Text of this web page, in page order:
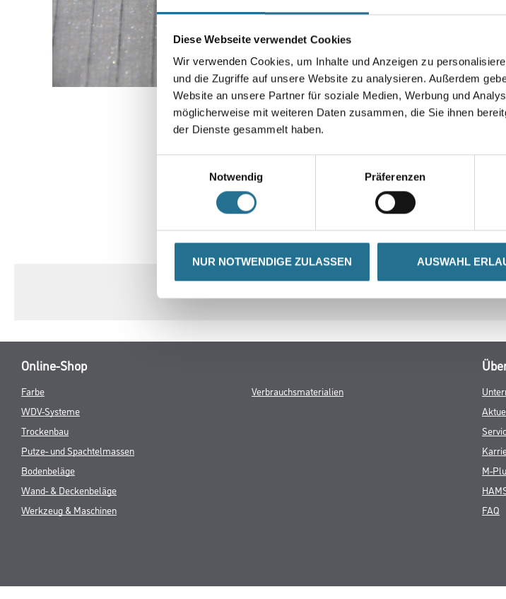
Diese Webseite verwendet Cookies
Wir verwenden Cookies, um Inhalte und Anzeigen zu
und die Zugriffe auf unsere Website zu analysieren. Außerdem
Website an unsere Partner für soziale Medien, Werbung und
möglicherweise mit weiteren Daten zusammen, die Sie ihnen
der Dienste gesammelt haben.
Notwendig
Präferenzen
NUR NOTWENDIGE ZULASSEN AUSWAHL
CURRENT
PRODUKTEIGENSCHAFTEN ZUSATZINFOS
Online-Shop
Farbe
WDV-Systeme
Trockenbau
Putze- und Spachtelmassen
Bodenbeläge
Wand- & Deckenbeläge
Werkzeug & Maschinen
Verbrauchsmaterialien
M-
FAQ